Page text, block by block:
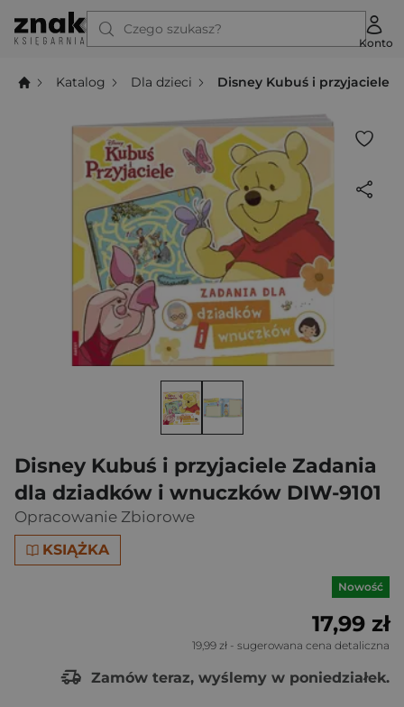
Czego szukasz?
Konto
Katalog Dla dzieci Disney Kubuś i przyjaciele
Disney Kubuś i przyjaciele Zadania
dla dziadków i wnuczków DIW-9101
Opracowanie Zbiorowe
KSIĄŻKA
Nowość
17,99 zł
19,99 zł - sugerowana cena detaliczna
Zamów teraz, wyślemy w poniedziałek.